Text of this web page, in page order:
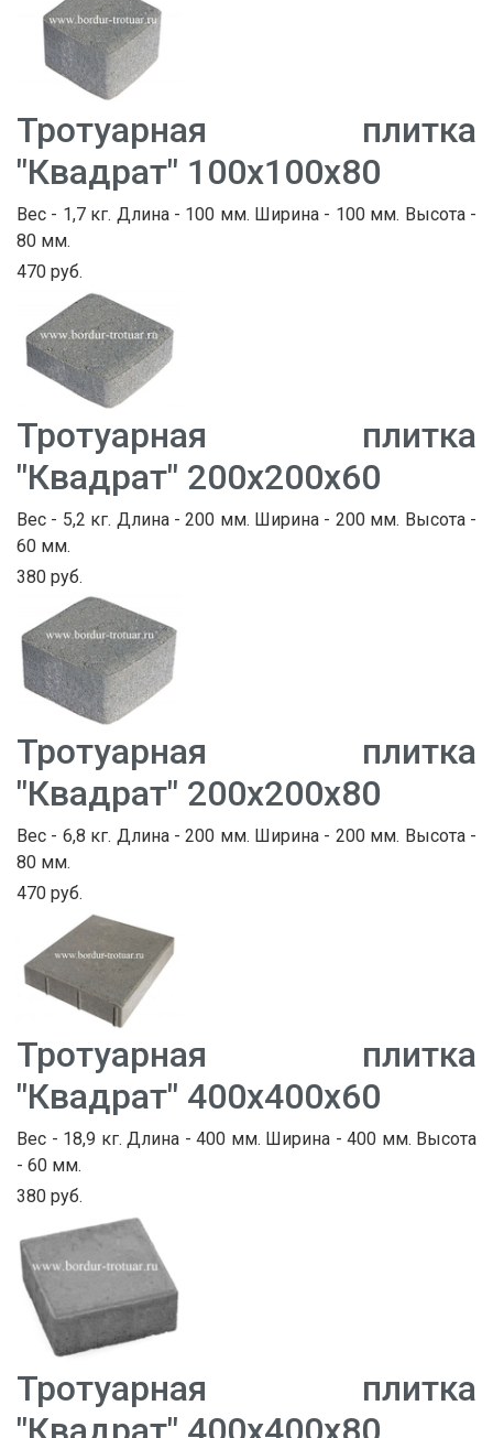
Тротуарная плитка
"Квадрат" 100х100х80
Вес - 1,7 кг. Длина - 100 мм. Ширина - 100 мм. Высота -
80 мм.
470 руб.
Тротуарная плитка
"Квадрат" 200х200х60
Вес - 5,2 кг. Длина - 200 мм. Ширина - 200 мм. Высота -
60 мм.
380 руб.
Тротуарная плитка
"Квадрат" 200х200х80
Вес - 6,8 кг. Длина - 200 мм. Ширина - 200 мм. Высота -
80 мм.
470 руб.
Тротуарная плитка
"Квадрат" 400х400х60
Вес - 18,9 кг. Длина - 400 мм. Ширина - 400 мм. Высота
- 60 мм.
380 руб.
Тротуарная плитка